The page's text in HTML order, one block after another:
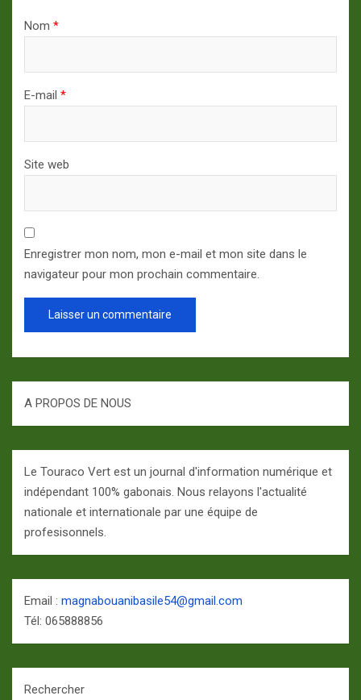
Nom *
E-mail *
Site web
Enregistrer mon nom, mon e-mail et mon site dans le
navigateur pour mon prochain commentaire.
A PROPOS DE NOUS
Le Touraco Vert est un journal d'information numérique et
indépendant 100% gabonais. Nous relayons l'actualité
nationale et internationale par une équipe de
profesisonnels.
Email : magnabouanibasile54@gmail.com
Tél: 065888856
Rechercher